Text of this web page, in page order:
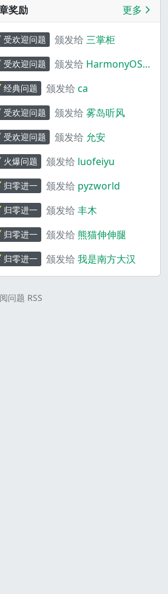
奖励 更多
受欢迎问题 颁发给 三掌柜
受欢迎问题 颁发给 HarmonyOS
经典问题 颁发给 ca
受欢迎问题 颁发给 雾岛听风
受欢迎问题 颁发给 允安
火爆问题 颁发给 luofeiyu
归零进一 颁发给 pyzworld
归零进一 颁发给 丰木
归零进一 颁发给 熊猫伸伸腿
归零进一 颁发给 我是南方大汉
问题 RSS